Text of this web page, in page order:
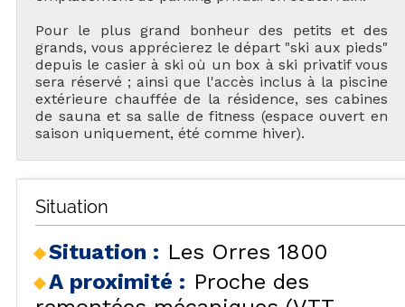
Pour le plus grand bonheur des petits et des
grands, vous apprécierez le départ "ski aux pieds"
depuis le casier à ski où un box à ski privatif vous
sera réservé ; ainsi que l'accès inclus à la piscine
extérieure chauffée de la résidence, ses cabines
de sauna et sa salle de fitness (espace ouvert en
saison uniquement, été comme hiver).
Situation
Situation : Les Orres 1800
A proximité : Proche des